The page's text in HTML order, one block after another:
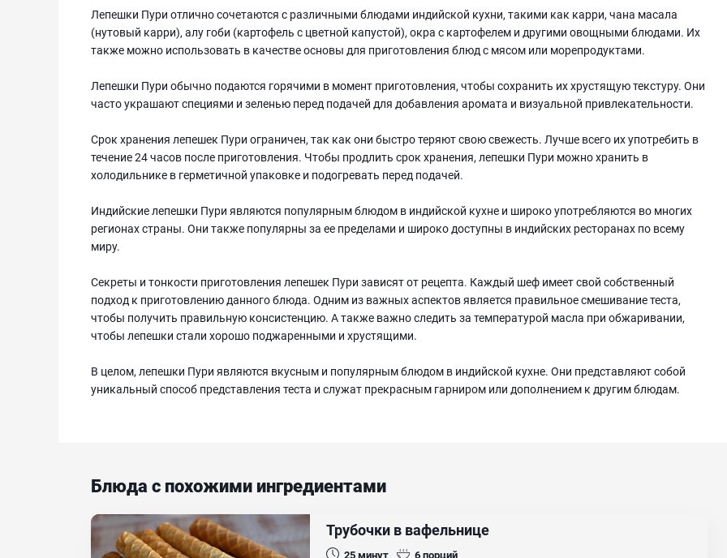
Лепешки Пури отлично сочетаются с различными блюдами индийской кухни, такими как карри, чана масала
(нутовый карри), алу гоби (картофель с цветной капустой), окра с картофелем и другими овощными блюдами. Их
также можно использовать в качестве основы для приготовления блюд с мясом или морепродуктами.
Лепешки Пури обычно подаются горячими в момент приготовления, чтобы сохранить их хрустящую текстуру. Они
часто украшают специями и зеленью перед подачей для добавления аромата и визуальной привлекательности.
Срок хранения лепешек Пури ограничен, так как они быстро теряют свою свежесть. Лучше всего их употребить в
течение 24 часов после приготовления. Чтобы продлить срок хранения, лепешки Пури можно хранить в
холодильнике в герметичной упаковке и подогревать перед подачей.
Индийские лепешки Пури являются популярным блюдом в индийской кухне и широко употребляются во многих
регионах страны. Они также популярны за ее пределами и широко доступны в индийских ресторанах по всему
миру.
Секреты и тонкости приготовления лепешек Пури зависят от рецепта. Каждый шеф имеет свой собственный
подход к приготовлению данного блюда. Одним из важных аспектов является правильное смешивание теста,
чтобы получить правильную консистенцию. А также важно следить за температурой масла при обжаривании,
чтобы лепешки стали хорошо поджаренными и хрустящими.
В целом, лепешки Пури являются вкусным и популярным блюдом в индийской кухне. Они представляют собой
уникальный способ представления теста и служат прекрасным гарниром или дополнением к другим блюдам.
Блюда с похожими ингредиентами
Трубочки в вафельнице
25минут 6порций